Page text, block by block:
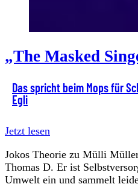
„The Masked
Das spricht beim Mops für
Egli
Jetzt lesen
Jokos Theorie zu Mülli
Thomas D. Er ist
Umwelt ein und sammelt